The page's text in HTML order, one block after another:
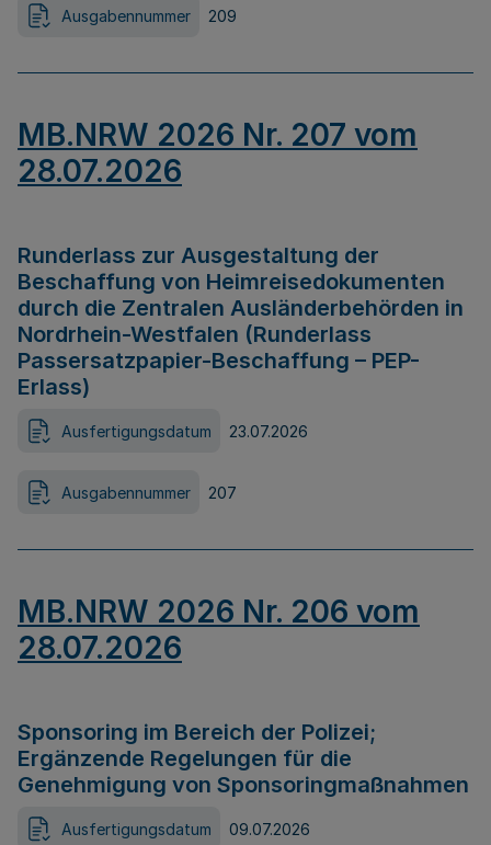
Ausgabennummer 209
MB.NRW 2026 Nr. 207 vom
28.07.2026
Runderlass zur Ausgestaltung der
Beschaffung von Heimreisedokumenten
durch die Zentralen Ausländerbehörden in
Nordrhein-Westfalen (Runderlass
Passersatzpapier-Beschaffung – PEP-
Erlass)
Ausfertigungsdatum 23.07.2026
Ausgabennummer 207
MB.NRW 2026 Nr. 206 vom
28.07.2026
Sponsoring im Bereich der Polizei;
Ergänzende Regelungen für die
Genehmigung von Sponsoringmaßnahmen
Ausfertigungsdatum 09.07.2026